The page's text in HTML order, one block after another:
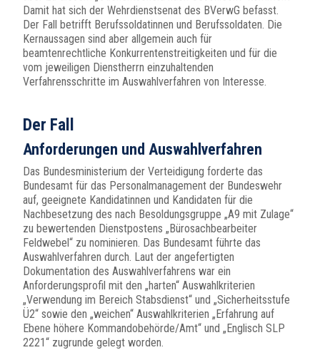
Damit hat sich der Wehrdienstsenat des BVerwG befasst.
Der Fall betrifft Berufssoldatinnen und Berufssoldaten. Die
Kernaussagen sind aber allgemein auch für
beamtenrechtliche Konkurrentenstreitigkeiten und für die
vom jeweiligen Dienstherrn einzuhaltenden
Verfahrensschritte im Auswahlverfahren von Interesse.
Der Fall
Anforderungen und Auswahlverfahren
Das Bundesministerium der Verteidigung forderte das
Bundesamt für das Personalmanagement der Bundeswehr
auf, geeignete Kandidatinnen und Kandidaten für die
Nachbesetzung des nach Besoldungsgruppe „A9 mit Zulage“
zu bewertenden Dienstpostens „Bürosachbearbeiter
Feldwebel“ zu nominieren. Das Bundesamt führte das
Auswahlverfahren durch. Laut der angefertigten
Dokumentation des Auswahlverfahrens war ein
Anforderungsprofil mit den „harten“ Auswahlkriterien
„Verwendung im Bereich Stabsdienst“ und „Sicherheitsstufe
Ü2“ sowie den „weichen“ Auswahlkriterien „Erfahrung auf
Ebene höhere Kommandobehörde/Amt“ und „Englisch SLP
2221“ zugrunde gelegt worden.